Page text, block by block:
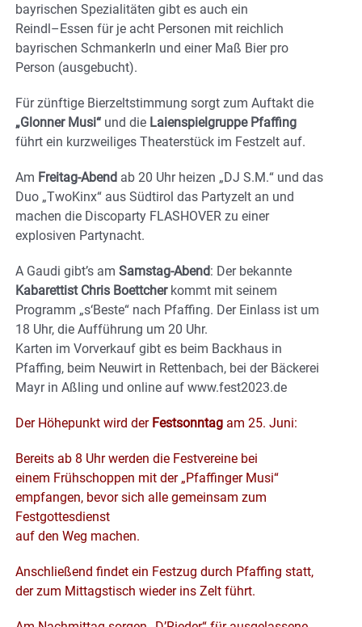
bayrischen Spezialitäten gibt es auch ein
Reindl–Essen für je acht Personen mit reichlich
bayrischen Schmankerln und einer Maß Bier pro
Person (ausgebucht).
Für zünftige Bierzeltstimmung sorgt zum Auftakt die
„Glonner Musi“ und die Laienspielgruppe Pfaffing
führt ein kurzweiliges Theaterstück im Festzelt auf.
Am Freitag-Abend ab 20 Uhr heizen „DJ S.M.“ und das
Duo „TwoKinx“ aus Südtirol das Partyzelt an und
machen die Discoparty FLASHOVER zu einer
explosiven Partynacht.
A Gaudi gibt’s am Samstag-Abend: Der bekannte
Kabarettist Chris Boettcher kommt mit seinem
Programm „s‘Beste“ nach Pfaffing. Der Einlass ist um
18 Uhr, die Aufführung um 20 Uhr.
Karten im Vorverkauf gibt es beim Backhaus in
Pfaffing, beim Neuwirt in Rettenbach, bei der Bäckerei
Mayr in Aßling und online auf www.fest2023.de
Der Höhepunkt wird der Festsonntag am 25. Juni:
Bereits ab 8 Uhr werden die Festvereine bei
einem Frühschoppen mit der „Pfaffinger Musi“
empfangen, bevor sich alle gemeinsam zum
Festgottesdienst
auf den Weg machen.
Anschließend findet ein Festzug durch Pfaffing statt,
der zum Mittagstisch wieder ins Zelt führt.